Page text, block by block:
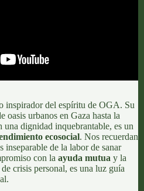
inspirador del espíritu de OGA. Su
oasis urbanos en Gaza hasta la
una dignidad inquebrantable, es un
ecosocial. Nos recuerdan
inseparable de la labor de sanar
con la ayuda mutua y la
crisis personal, es una luz guía